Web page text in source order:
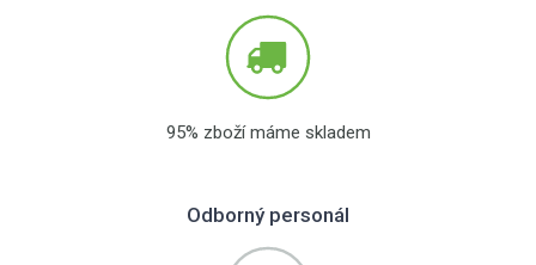
95% zboží máme skladem
Odborný personál